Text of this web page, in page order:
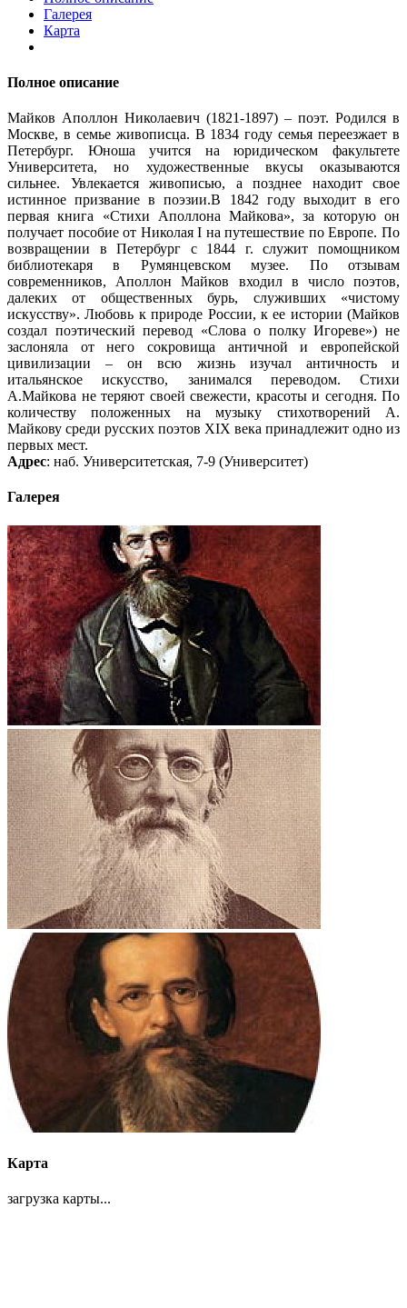
Галерея
Карта
Полное описание
Майков Аполлон Николаевич (1821-1897) – поэт. Родился в
Москве, в семье живописца. В 1834 году семья переезжает в
Петербург. Юноша учится на юридическом факультете
Университета, но художественные вкусы оказываются
сильнее. Увлекается живописью, а позднее находит свое
истинное призвание в поэзии.В 1842 году выходит в его
первая книга «Стихи Аполлона Майкова», за которую он
получает пособие от Николая I на путешествие по Европе. По
возвращении в Петербург с 1844 г. служит помощником
библиотекаря в Румянцевском музее. По отзывам
современников, Аполлон Майков входил в число поэтов,
далеких от общественных бурь, служивших «чистому
искусству». Любовь к природе России, к ее истории (Майков
создал поэтический перевод «Слова о полку Игореве») не
заслоняла от него сокровища античной и европейской
цивилизации – он всю жизнь изучал античность и
итальянское искусство, занимался переводом. Стихи
А.Майкова не теряют своей свежести, красоты и сегодня. По
количеству положенных на музыку стихотворений А.
Майкову среди русских поэтов XIX века принадлежит одно из
первых мест.
Адрес: наб. Университетская, 7-9 (Университет)
Галерея
Карта
загрузка карты...